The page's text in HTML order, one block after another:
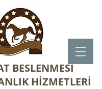
BESLENMESİ
HİZMETLERİ